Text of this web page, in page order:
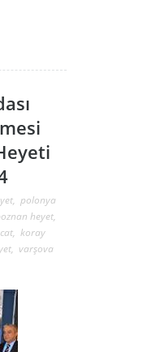
, polonya
heyet,
, koray
, varşova